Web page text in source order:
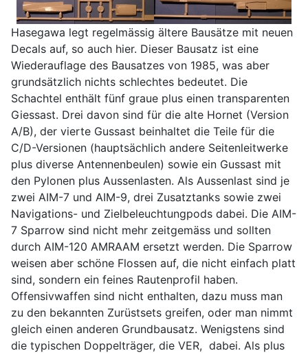
Hasegawa legt regelmässig ältere Bausätze mit neuen
Decals auf, so auch hier. Dieser Bausatz ist eine
Wiederauflage des Bausatzes von 1985, was aber
grundsätzlich nichts schlechtes bedeutet. Die
Schachtel enthält fünf graue plus einen transparenten
Giessast. Drei davon sind für die alte Hornet (Version
A/B), der vierte Gussast beinhaltet die Teile für die
C/D-Versionen (hauptsächlich andere Seitenleitwerke
plus diverse Antennenbeulen) sowie ein Gussast mit
den Pylonen plus Aussenlasten. Als Aussenlast sind je
zwei AIM-7 und AIM-9, drei Zusatztanks sowie zwei
Navigations- und Zielbeleuchtungpods dabei. Die AIM-
7 Sparrow sind nicht mehr zeitgemäss und sollten
durch AIM-120 AMRAAM ersetzt werden. Die Sparrow
weisen aber schöne Flossen auf, die nicht einfach platt
sind, sondern ein feines Rautenprofil haben.
Offensivwaffen sind nicht enthalten, dazu muss man
zu den bekannten Zurüstsets greifen, oder man nimmt
gleich einen anderen Grundbausatz. Wenigstens sind
die typischen Doppelträger, die VER, dabei. Als plus